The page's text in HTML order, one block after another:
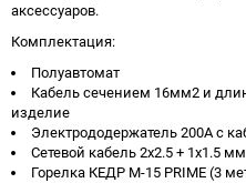
аксессуаров.
Комплектация:
Полуавтомат
Кабель сечением 16мм2 и
изделие
Электрододержатель 200А с
Сетевой кабель 2х2.5 + 1х1.5
Горелка КЕДР M-15 PRIME (3